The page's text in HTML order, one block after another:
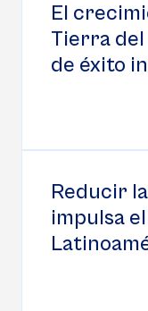
El
Tierra del
de éxito
Reducir
impulsa